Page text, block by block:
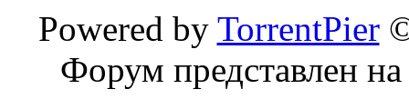
Powered by TorrentPier
Форум представлен